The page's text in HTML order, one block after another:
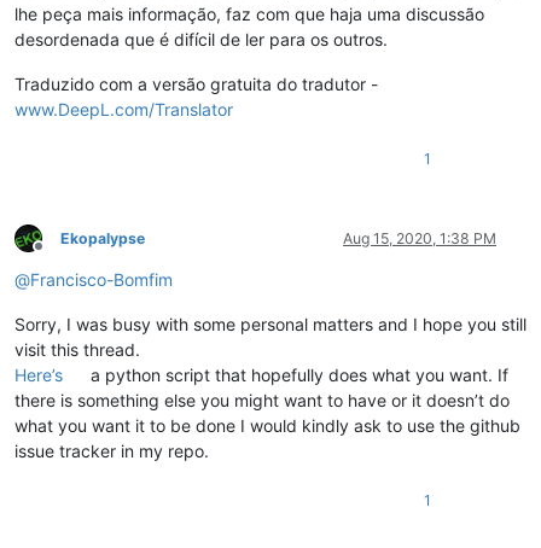
lhe peça mais informação, faz com que haja uma discussão
desordenada que é difícil de ler para os outros.
Traduzido com a versão gratuita do tradutor -
www.DeepL.com/Translator
1
Offline
Ekopalypse Aug 15, 2020, 1:38 PM
@Francisco-Bomfim
Sorry, I was busy with some personal matters and I hope you still
visit this thread.
Here’s
a python script that hopefully does what you want. If
there is something else you might want to have or it doesn’t do
what you want it to be done I would kindly ask to use the github
issue tracker in my repo.
1